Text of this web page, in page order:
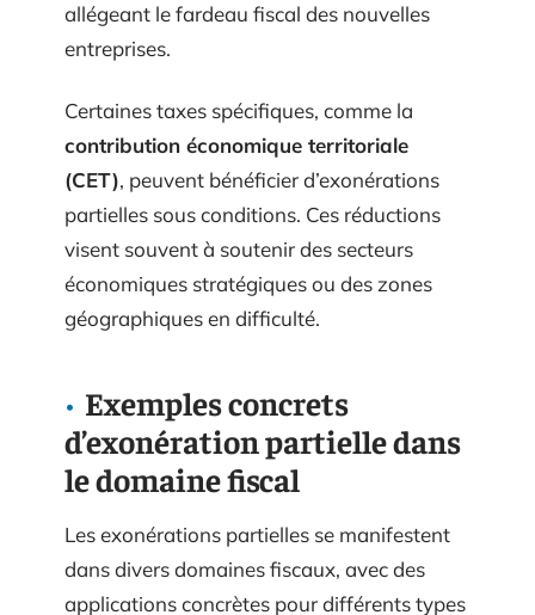
allégeant le fardeau fiscal des nouvelles
entreprises.
Certaines taxes spécifiques, comme la
contribution économique territoriale
(CET), peuvent bénéficier d’exonérations
partielles sous conditions. Ces réductions
visent souvent à soutenir des secteurs
économiques stratégiques ou des zones
géographiques en difficulté.
Exemples concrets
d’exonération partielle dans
le domaine fiscal
Les exonérations partielles se manifestent
dans divers domaines fiscaux, avec des
applications concrètes pour différents types